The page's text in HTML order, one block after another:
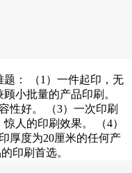
： （1）一件起印，无
小批量的产品印刷。
性好。 （3）一次印刷
人的印刷效果。 （4）
厚度为20厘米的任何产
印刷首选。